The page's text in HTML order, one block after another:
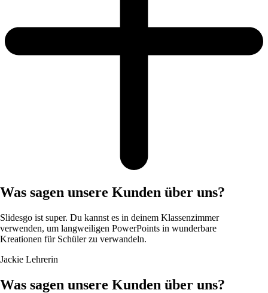
Was sagen unsere Kunden über uns?
Slidesgo ist super. Du kannst es in deinem Klassenzimmer
verwenden, um langweiligen PowerPoints in wunderbare
Kreationen für Schüler zu verwandeln.
Jackie Lehrerin
Was sagen unsere Kunden über uns?